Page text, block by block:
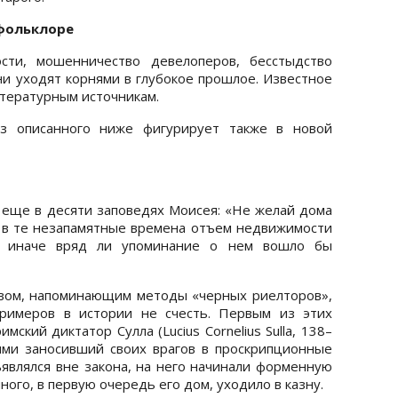
мошенничество девелоперов, бесстыдство
уходят корнями в глубокое прошлое. Известное
источникам.
описанного ниже фигурирует также в новой
в десяти заповедях Моисея: «Не желай дома
те незапамятные времена отъем недвижимости
иначе вряд ли упоминание о нем вошло бы
напоминающим методы «черных риелторов»,
в истории не счесть. Первым из этих
диктатор Сулла (Lucius Cornelius Sulla, 138–
заносивший своих врагов в проскрипционные
вне закона, на него начинали форменную
в первую очередь его дом, уходило в казну.